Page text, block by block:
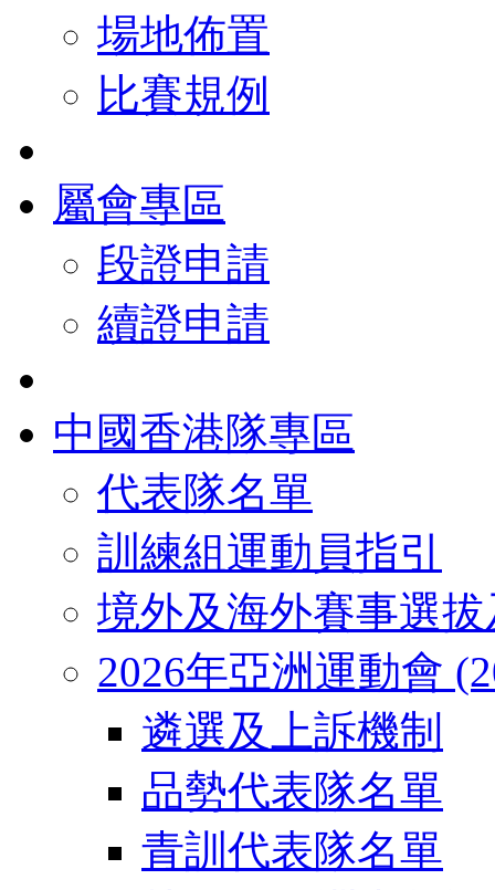
場地佈置
比賽規例
屬會專區
段證申請
續證申請
中國香港隊專區
代表隊名單
訓練組運動員指引
境外及海外賽事選
2026年亞洲運動會
遴選及上訴機制
品勢代表隊名單
青訓代表隊名單